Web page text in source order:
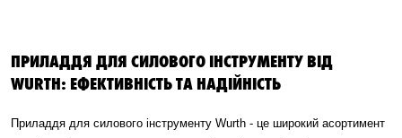
ПРИЛАДДЯ ДЛЯ СИЛОВОГО ІНСТРУМЕНТУ ВІД
WURTH: ЕФЕКТИВНІСТЬ ТА НАДІЙНІСТЬ
Приладдя для силового інструменту Wurth - це широкий асортимент